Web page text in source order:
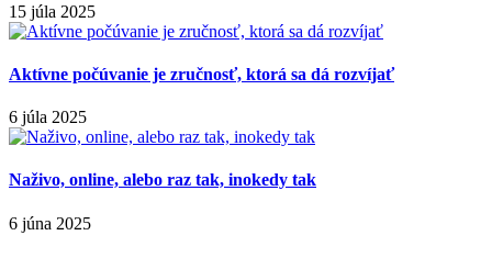
15 júla 2025
Aktívne počúvanie je zručnosť, ktorá sa dá rozvíjať
6 júla 2025
Naživo, online, alebo raz tak, inokedy tak
6 júna 2025